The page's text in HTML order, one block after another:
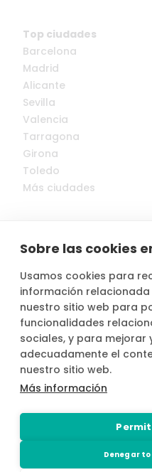
Sobre las cookies
Usamos cookies para
información
nuestro sitio web para
funcionalidades
sociales, y para mejorar
adecuadamente el
nuestro sitio web.
Más información
Denegar
© 2022-2026 Cocopool, Inc.
 Anfitriones
Top ciudades
Barcelona
Madrid
Alicante
Sevilla
Valencia
Tarragona
Girona
Toledo
Más ciudades
propietario, contratado por
GENERALES, S.A. de